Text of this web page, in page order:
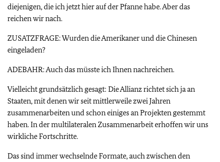
diejenigen, die ich jetzt hier auf der Pfanne habe. Aber das
reichen wir nach.
ZUSATZFRAGE: Wurden die Amerikaner und die Chinesen
eingeladen?
ADEBAHR: Auch das müsste ich Ihnen nachreichen.
Vielleicht grundsätzlich gesagt: Die Allianz richtet sich ja an
Staaten, mit denen wir seit mittlerweile zwei Jahren
zusammenarbeiten und schon einiges an Projekten gestemmt
haben. In der multilateralen Zusammenarbeit erhoffen wir uns
wirkliche Fortschritte.
Das sind immer wechselnde Formate, auch zwischen den